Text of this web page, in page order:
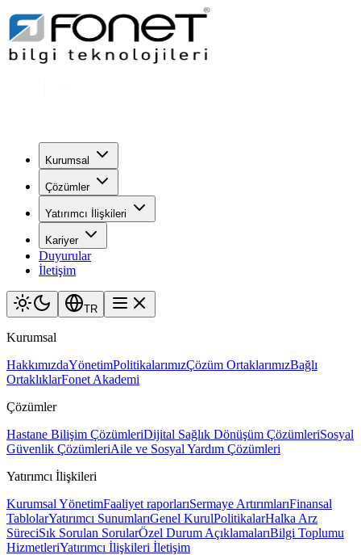
Kurumsal
Çözümler
Yatırımcı İlişkileri
Kariyer
Duyurular
İletişim
TR
Kurumsal
HakkımızdaYönetimPolitikalarımızÇözüm OrtaklarımızBağlı
OrtaklıklarFonet Akademi
Çözümler
Hastane Bilişim ÇözümleriDijital Sağlık Dönüşüm ÇözümleriSosyal
Güvenlik ÇözümleriAile ve Sosyal Yardım Çözümleri
Yatırımcı İlişkileri
Kurumsal YönetimFaaliyet raporlarıSermaye ArtırımlarıFinansal
TablolarYatırımcı SunumlarıGenel KurulPolitikalarHalka Arz
SüreciSık Sorulan SorularÖzel Durum AçıklamalarıBilgi Toplumu
HizmetleriYatırımcı İlişkileri İletişim